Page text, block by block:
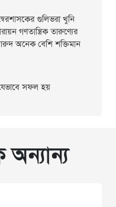
গুলিভরা খুনি
গণতান্ত্রিক তারুণ্যের
অনেক বেশি শক্তিমান
সফল হয়
অন্যান্য